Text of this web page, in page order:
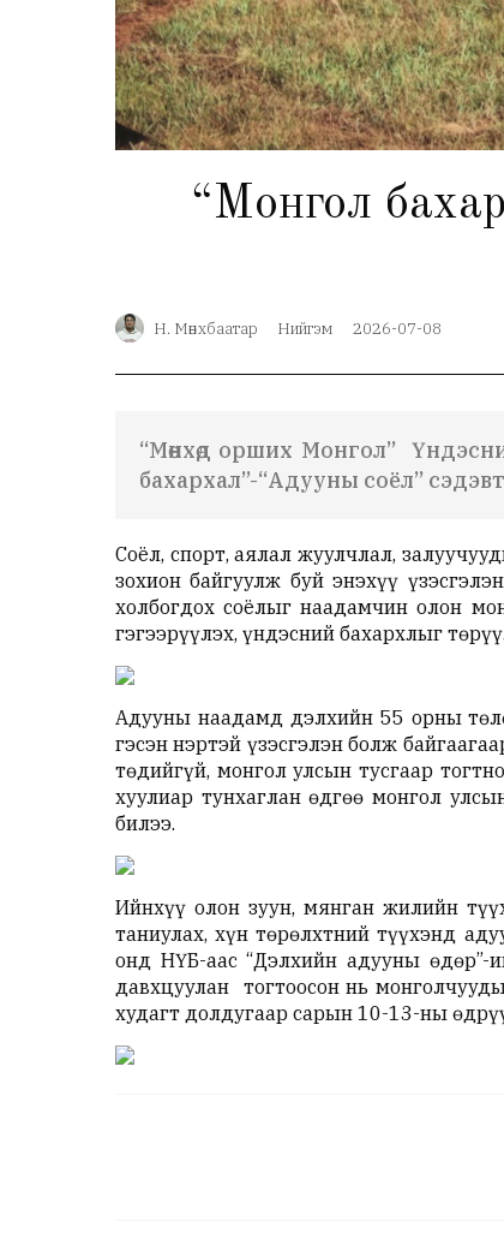
“Монгол
Н. Мөнхбаатар Нийгэм 2026-07-08
“Мөнхөд орших Монгол”
бахархал”-“Адууны соёл”
Соёл, спорт, аялал жуулчлал,
зохион байгуулж буй энэхүү
холбогдох соёлыг наадамчин олон
гэгээрүүлэх, үндэсний бахархлыг
Адууны наадамд дэлхийн 55 орны
гэсэн нэртэй үзэсгэлэн болж
төдийгүй, монгол улсын тусгаар
хуулиар тунхаглан өдгөө монгол
билээ.
Ийнхүү олон зуун, мянган жилийн
таниулах, хүн төрөлхтний түүхэнд
онд НҮБ-аас “Дэлхийн адууны
давхцуулан тогтоосон нь
худагт долдугаар сарын 10-13-ны